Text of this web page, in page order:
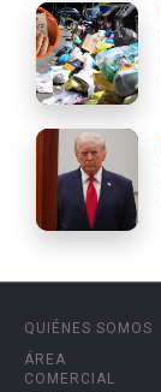
QUIÉNES SOMOS
ÁREA
COMERCIAL